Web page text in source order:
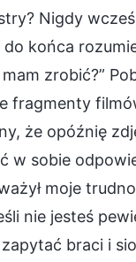
Nigdy
do końca
zrobić?”
fragmenty
że opóźnię
w sobie
moje
nie jesteś
zapytać braci i